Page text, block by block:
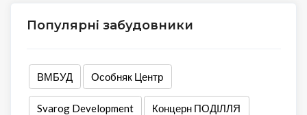
Популярні забудовники
ВМБУД Особняк Центр
Svarog Development Концерн ПОДІЛЛЯ